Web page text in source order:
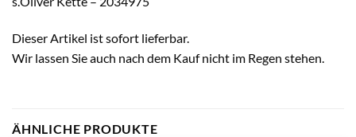
Dieser Artikel ist sofort lieferbar.
Wir lassen Sie auch nach dem Kauf nicht im Regen stehen.
ÄHNLICHE PRODUKTE